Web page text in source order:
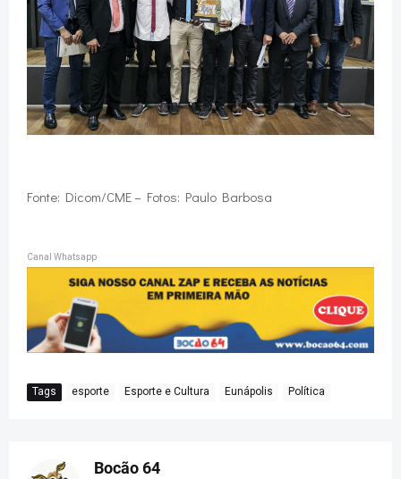
Fonte: Dicom/CME – Fotos: Paulo Barbosa
Canal Whatsapp
Tags esporte Esporte e Cultura Eunápolis Política
Bocão 64